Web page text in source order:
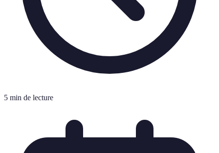
5 min de lecture